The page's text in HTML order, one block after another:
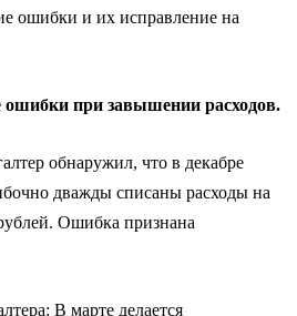
ошибки и их исправление на
при завышении расходов.
обнаружил, что в декабре
дважды списаны расходы на
Ошибка признана
В марте делается